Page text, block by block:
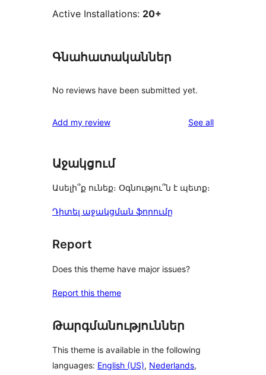
Active Installations: 20+
Գնահատականներ
No reviews have been submitted yet.
Add my review See allreviews
Աջակցում
Ասելի՞ք ունեք։ Օգնությու՞ն է պետք։
Դիտել աջակցման ֆորումը
Report
Does this theme have major issues?
Report this theme
Թարգմանություններ
This theme is available in the following
languages: English (US), Nederlands,